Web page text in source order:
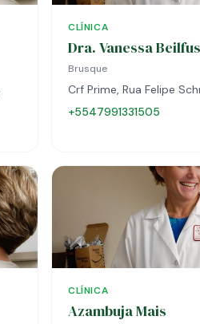
CLÍNICA
Dra. Vanessa
Brusque
Crf Prime, Rua Felipe
+5547991331505
CLÍNICA
Azambuja Mais